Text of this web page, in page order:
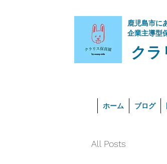
鹿児島市に
企業主導型
クラ
ホーム ブログ
All Posts